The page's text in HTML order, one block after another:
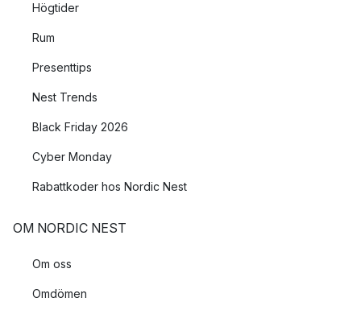
Högtider
Rum
Presenttips
Nest Trends
Black Friday 2026
Cyber Monday
Rabattkoder hos Nordic Nest
OM NORDIC NEST
Om oss
Omdömen